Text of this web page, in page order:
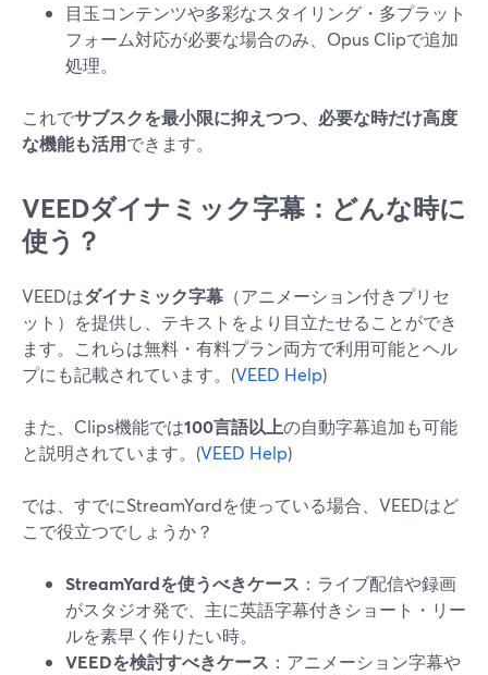
目玉コンテンツや多彩なスタイリング・多プラット
フォーム対応が必要な場合のみ、Opus Clipで追加
処理。
これでサブスクを最小限に抑えつつ、必要な時だけ高度
な機能も活用できます。
VEEDダイナミック字幕：どんな時に
使う？
VEEDはダイナミック字幕 （アニメーション付きプリセ
ット）を提供し、テキストをより目立たせることができ
ます。これらは無料・有料プラン両方で利用可能とヘル
プにも記載されています。(VEED Help)
また、Clips機能では100言語以上の自動字幕追加も可能
と説明されています。(VEED Help)
では、すでにStreamYardを使っている場合、VEEDはど
こで役立つでしょうか？
StreamYardを使うべきケース ：ライブ配信や録画
がスタジオ発で、主に英語字幕付きショート・リー
ルを素早く作りたい時。
VEEDを検討すべきケース ：アニメーション字幕や